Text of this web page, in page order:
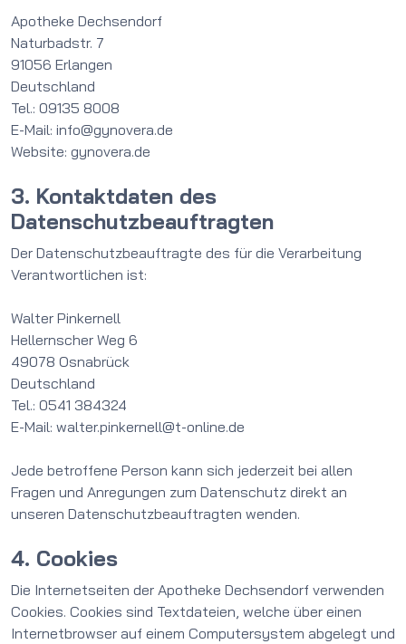
Apotheke Dechsendorf
Naturbadstr. 7
91056 Erlangen
Deutschland
Tel.: 09135 8008
E-Mail: info@gynovera.de
Website: gynovera.de
3. Kontaktdaten des
Datenschutzbeauftragten
Der Datenschutzbeauftragte des für die Verarbeitung
Verantwortlichen ist:
Walter Pinkernell
Hellernscher Weg 6
49078 Osnabrück
Deutschland
Tel.: 0541 384324
E-Mail: walter.pinkernell@t-online.de
Jede betroffene Person kann sich jederzeit bei allen
Fragen und Anregungen zum Datenschutz direkt an
unseren Datenschutzbeauftragten wenden.
4. Cookies
Die Internetseiten der Apotheke Dechsendorf verwenden
Cookies. Cookies sind Textdateien, welche über einen
Internetbrowser auf einem Computersystem abgelegt und